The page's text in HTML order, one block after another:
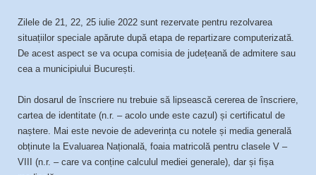
Zilele de 21, 22, 25 iulie 2022 sunt rezervate pentru rezolvarea
situațiilor speciale apărute după etapa de repartizare computerizată.
De acest aspect se va ocupa comisia de județeană de admitere sau
cea a municipiului București.
Din dosarul de înscriere nu trebuie să lipsească cererea de înscriere,
cartea de identitate (n.r. – acolo unde este cazul) și certificatul de
naștere. Mai este nevoie de adeverința cu notele și media generală
obținute la Evaluarea Națională, foaia matricolă pentru clasele V –
VIII (n.r. – care va conține calculul mediei generale), dar și fișa